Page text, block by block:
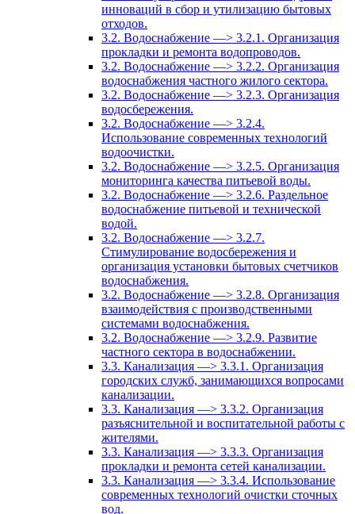
инноваций в сбор и утилизацию бытовых
отходов.
3.2. Водоснабжение —> 3.2.1. Организация
прокладки и ремонта водопроводов.
3.2. Водоснабжение —> 3.2.2. Организация
водоснабжения частного жилого сектора.
3.2. Водоснабжение —> 3.2.3. Организация
водосбережения.
3.2. Водоснабжение —> 3.2.4.
Использование современных технологий
водоочистки.
3.2. Водоснабжение —> 3.2.5. Организация
мониторинга качества питьевой воды.
3.2. Водоснабжение —> 3.2.6. Раздельное
водоснабжение питьевой и технической
водой.
3.2. Водоснабжение —> 3.2.7.
Стимулирование водосбережения и
организация установки бытовых счетчиков
водоснабжения.
3.2. Водоснабжение —> 3.2.8. Организация
взаимодействия с производственными
системами водоснабжения.
3.2. Водоснабжение —> 3.2.9. Развитие
частного сектора в водоснабжении.
3.3. Канализация —> 3.3.1. Организация
городских служб, занимающихся вопросами
канализации.
3.3. Канализация —> 3.3.2. Организация
разъяснительной и воспитательной работы с
жителями.
3.3. Канализация —> 3.3.3. Организация
прокладки и ремонта сетей канализации.
3.3. Канализация —> 3.3.4. Использование
современных технологий очистки сточных
вод.